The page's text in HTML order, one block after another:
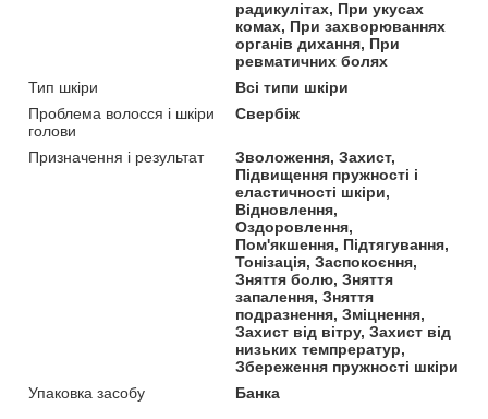
радикулітах, При укусах
комах, При захворюваннях
органів дихання, При
ревматичних болях
Тип шкіри
Всі типи шкіри
Проблема волосся і шкіри
голови
Свербіж
Призначення і результат
Зволоження, Захист,
Підвищення пружності і
еластичності шкіри,
Відновлення,
Оздоровлення,
Пом'якшення, Підтягування,
Тонізація, Заспокоєння,
Зняття болю, Зняття
запалення, Зняття
подразнення, Зміцнення,
Захист від вітру, Захист від
низьких темпрератур,
Збереження пружності шкіри
Упаковка засобу
Банка